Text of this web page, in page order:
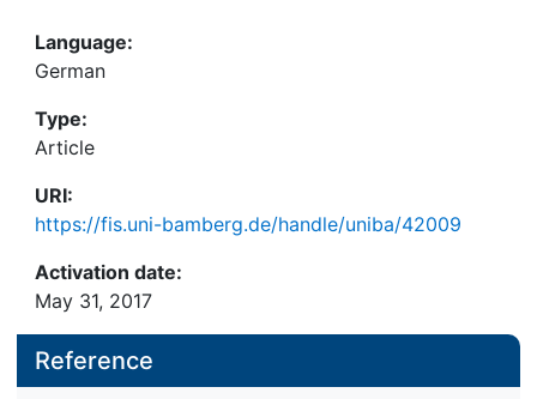
Language:
German
Type:
Article
URI:
https://fis.uni-bamberg.de/handle/uniba/42009
Activation date:
May 31, 2017
Reference